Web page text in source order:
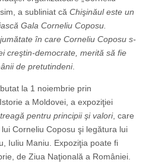
a subliniat că Chişinăul este un
Gala Corneliu Coposu.
în care Corneliu Coposu s-
creştin-democrate, merită să fie
de pretutindeni.
la 1 noiembrie prin
a Moldovei, a expoziţiei
pentru principii şi valori, care
Corneliu Coposu şi legătura lui
Iuliu Maniu. Expoziţia poate fi
de Ziua Naţională a României.